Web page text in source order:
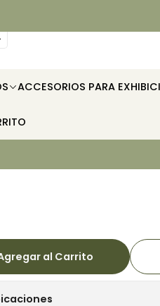
ACCESORIOS PARA
al Carrito